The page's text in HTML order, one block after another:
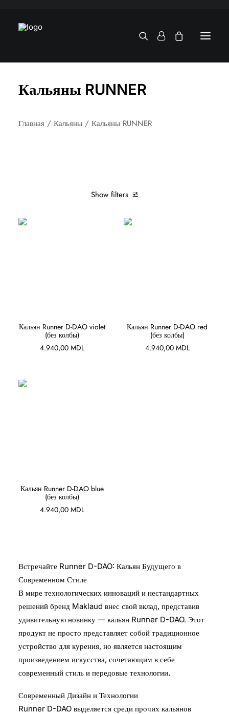
Кальяны RUNNER
Главная Кальяны Кальяны RUNNER
Show filters
В КОРЗИНУ
Кальян Runner D-DAO violet
(без колбы)
4.940,00 MDL
В КОРЗИНУ
Кальян Runner D-DAO red
(без колбы)
4.940,00 MDL
В КОРЗИНУ
Кальян Runner D-DAO blue
(без колбы)
4.940,00 MDL
Встречайте Runner D-DAO: Кальян Будущего в
Современном Стиле
В мире технологических инноваций и нестандартных
решений бренд Maklaud внес свой вклад, представив
удивительную новинку — кальян Runner D-DAO. Этот
продукт не просто представляет собой традиционное
устройство для курения, но является настоящим
произведением искусства, сочетающим в себе
современный стиль и передовые технологии.
Современный Дизайн и Технологии
Runner D-DAO выделяется среди прочих кальянов